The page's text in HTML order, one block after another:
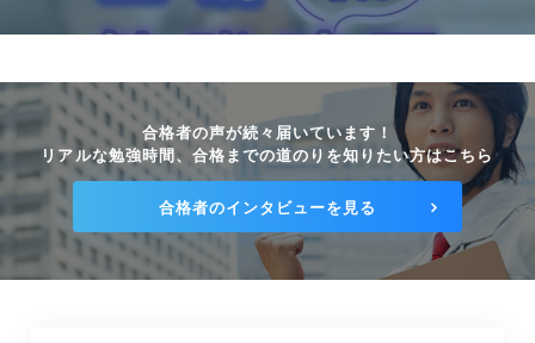
【QC検定】受検当日の持ち物とは？持ち物
2025.03.14
QC的ものの見方・考え方とは？QC検定受検
に必須の13の考え方について解説
2025.03.14
QC検定は何級から受検すべき？知識・経験
レベル別に最適な級を紹介
2025.03.13
合格者の声が続々届いています！
リアルな勉強時間、合格までの道のりを知りたい方はこちら
合格者のインタビューを見る